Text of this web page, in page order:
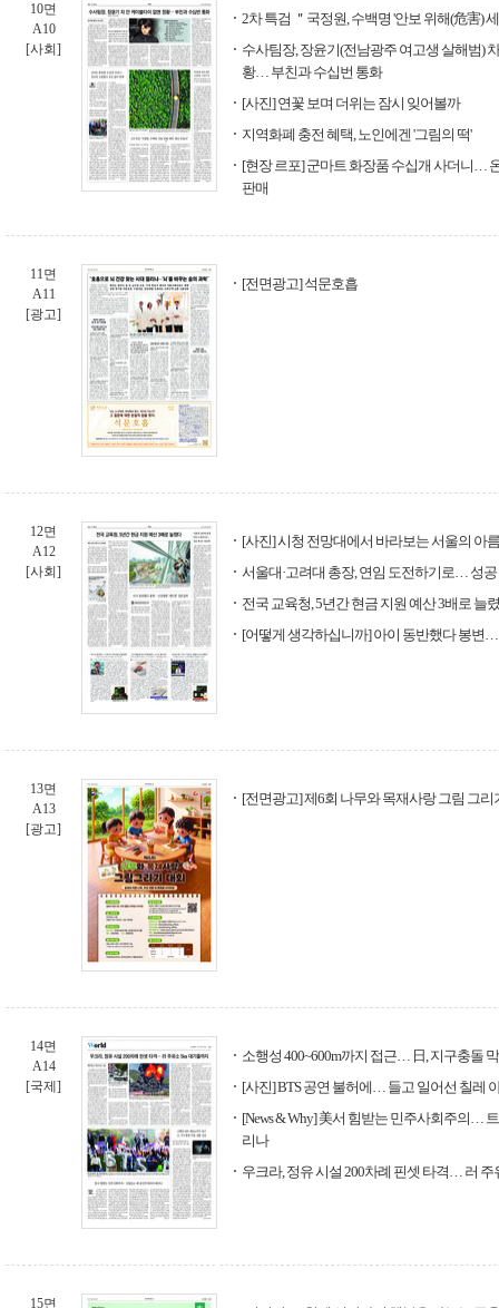
10면
A10
[사회]
2차 특검 ＂국정원, 수백명 '안보 위해(危害)
수사팀장, 장윤기(전남광주 여고생 살해범)
황… 부친과 수십번 통화
[사진] 연꽃 보며 더위는 잠시 잊어볼까
지역화폐 충전 혜택, 노인에겐 '그림의 떡'
[현장 르포] 군마트 화장품 수십개 사더니…
판매
11면
A11
[광고]
[전면광고] 석문호흡
12면
A12
[사회]
[사진] 시청 전망대에서 바라보는 서울의 아
서울대·고려대 총장, 연임 도전하기로… 성공
전국 교육청, 5년간 현금 지원 예산 3배로 늘
[어떻게 생각하십니까] 아이 동반했다 봉변
13면
A13
[광고]
[전면광고] 제6회 나무와 목재사랑 그림 그리
14면
A14
[국제]
소행성 400~600m까지 접근… 日, 지구충돌
[사진] BTS 공연 불허에… 들고 일어선 칠레
[News & Why] 美서 힘받는 민주사회주의…
리나
우크라, 정유 시설 200차례 핀셋 타격… 러
15면